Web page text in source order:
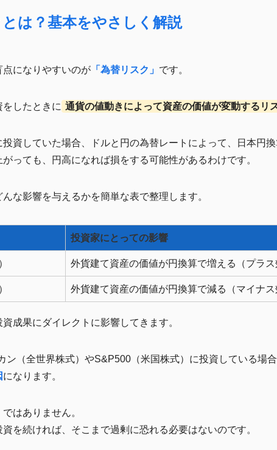
は？基本をやさしく解説
になりやすいのが 「為替リスク」 です。
したときに 通貨の値動きによって資産の価値が変動するリ
資していた場合、ドルと円の為替レートによって、日本円
っても、円高になれば損をする可能性があるわけです。
な影響を与えるかを簡単な表で整理します。
投資家にとっての影響
外貨建て資産の価値が円換算で増える（プラ
外貨建て資産の価値が円換算で減る（マイナ
成果にダイレクトに影響してきます。
ン（全世界株式）やS&P500（米国株式）に投資している場
になります。
はありません。
を続ければ、そこまで過剰に恐れる必要はないのです。